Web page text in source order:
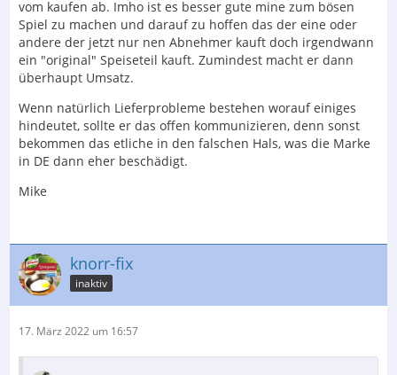
vom kaufen ab. Imho ist es besser gute mine zum bösen
Spiel zu machen und darauf zu hoffen das der eine oder
andere der jetzt nur nen Abnehmer kauft doch irgendwann
ein "original" Speiseteil kauft. Zumindest macht er dann
überhaupt Umsatz.
Wenn natürlich Lieferprobleme bestehen worauf einiges
hindeutet, sollte er das offen kommunizieren, denn sonst
bekommen das etliche in den falschen Hals, was die Marke
in DE dann eher beschädigt.
Mike
knorr-fix
inaktiv
17. März 2022 um 16:57